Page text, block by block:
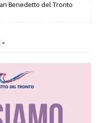
Benedetto del Tronto
-